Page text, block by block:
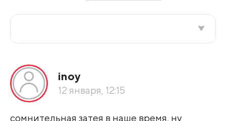
По рейтингу
Развернуть все
inoy
12 января, 12:15
сомнительная затея в наше время, ну